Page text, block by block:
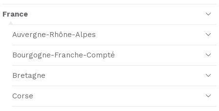
France
Auvergne-Rhône-Alpes
Bourgogne-Franche-Compté
Bretagne
Corse